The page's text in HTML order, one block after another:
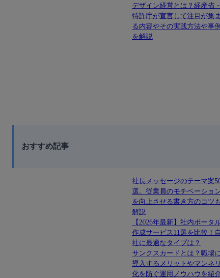
デザイン経営とは？経産省
特許庁が宣言して注目が集
る内容やその実践方法や事
を解説
おすすめ記事
社長メッセージのテーマ案
選。従業員のモチベーショ
を向上させる書き方のコツ
解説
【2026年最新】社内ポータ
作成サービス11選を比較！
社に最適なタイプは？
サンクスカードとは？職場
導入するメリットやマンネ
化を防ぐ運用ノウハウを紹